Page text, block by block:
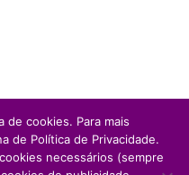
de cookies. Para mais
de Política de Privacidade.
necessários (sempre